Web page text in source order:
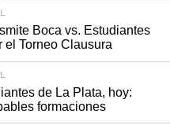
Boca vs. Estudiantes
el Torneo Clausura
de La Plata, hoy:
formaciones